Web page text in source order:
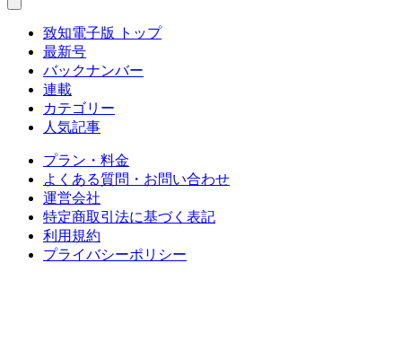
致知電子版 トップ
最新号
バックナンバー
連載
カテゴリー
人気記事
プラン・料金
よくある質問・お問い合わせ
運営会社
特定商取引法に基づく表記
利用規約
プライバシーポリシー